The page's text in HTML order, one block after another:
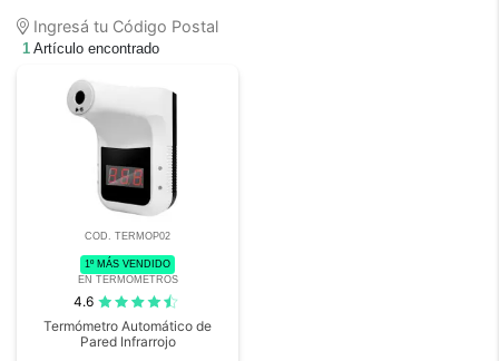
Ingresá tu Código Postal
1 Artículo encontrado
COD. TERMOP02
1º MÁS VENDIDO
EN TERMOMETROS
4.6
Termómetro Automático de
Pared Infrarrojo